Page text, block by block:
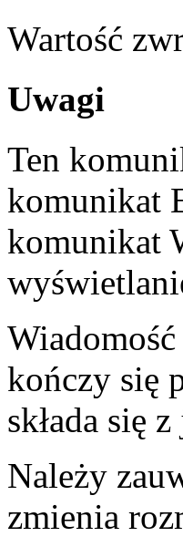
Wartość
Uwagi
Ten
komunikat
komunikat
kończy się
składa się
Należy
zmienia